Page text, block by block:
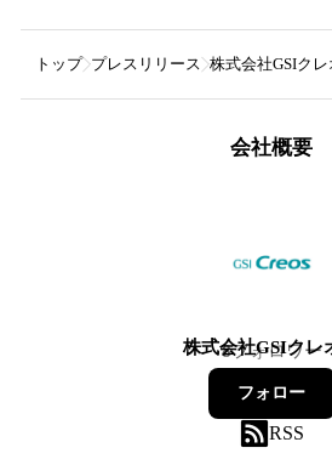
トップ プレスリリース 株式会社GSIクレ
会社概要
株式会社GSIクレ
8フォロワー
フォロー
RSS